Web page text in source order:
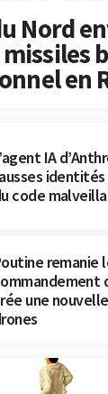
Nord
en
IA
code
remanie
une